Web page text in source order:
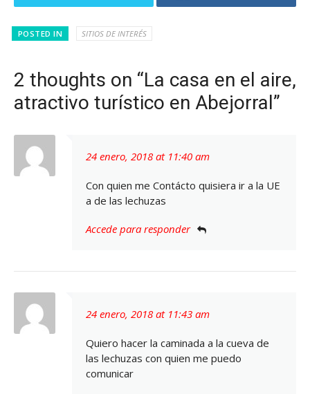
POSTED IN SITIOS DE INTERÉS
2 thoughts on “La casa en el aire,
atractivo turístico en Abejorral”
24 enero, 2018 at 11:40 am
Con quien me Contácto quisiera ir a la UE
a de las lechuzas
Accede para responder
24 enero, 2018 at 11:43 am
Quiero hacer la caminada a la cueva de
las lechuzas con quien me puedo
comunicar